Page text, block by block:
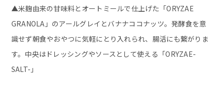
▲米麹由来の甘味料とオートミールで仕上げた「ORYZAE
GRANOLA」のアールグレイとバナナココナッツ。発酵食を意
識せず朝食やおやつに気軽にとり入れられ、腸活にも繋がりま
す。中央はドレッシングやソースとして使える「ORYZAE-
SALT-」